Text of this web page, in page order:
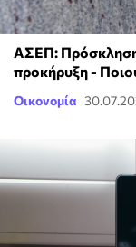
ΑΣΕΠ: Πρόσκληση
προκήρυξη -
Οικονομία